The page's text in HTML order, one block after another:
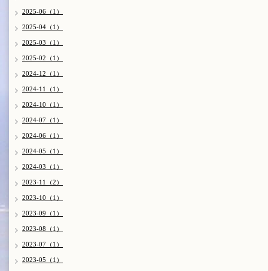
2025-06（1）
2025-04（1）
2025-03（1）
2025-02（1）
2024-12（1）
2024-11（1）
2024-10（1）
2024-07（1）
2024-06（1）
2024-05（1）
2024-03（1）
2023-11（2）
2023-10（1）
2023-09（1）
2023-08（1）
2023-07（1）
2023-05（1）